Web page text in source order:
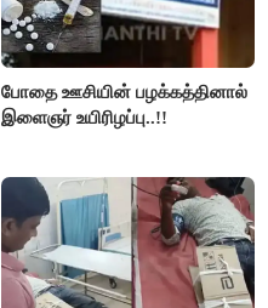
போதை ஊசியின் பழக்கத்தினால்
இளைஞர் உயிரிழப்பு..!!